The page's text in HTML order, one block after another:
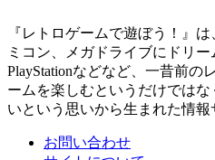
『レトロゲームで遊ぼう！』
ミコン、メガドライブにドリー
PlayStationなどなど、一昔前の
ームを楽しむというだけでは
いという思いから生まれた情報
お問い合わせ